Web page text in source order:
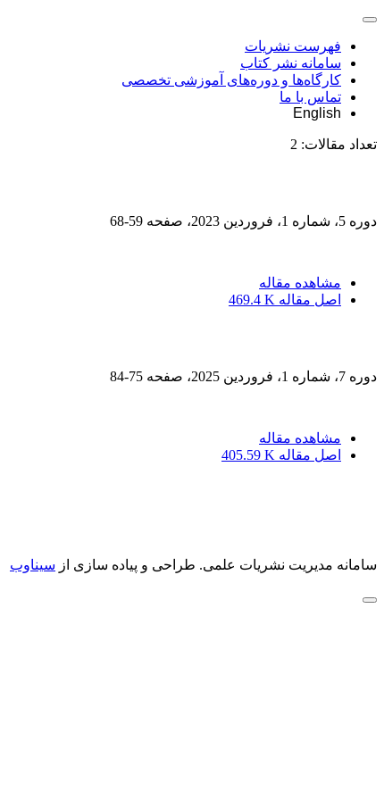
فهرست نشریات
سامانه نشر کتاب
کارگاه‌ها و دوره‌های آموزشی تخصصی
تماس با ما
English
تعداد مقالات: 2
دوره 5، شماره 1، فروردین 2023، صفحه
59-68
مشاهده مقاله
اصل مقاله 469.4 K
دوره 7، شماره 1، فروردین 2025، صفحه
75-84
مشاهده مقاله
اصل مقاله 405.59 K
سامانه مدیریت نشریات علمی. طراحی و پیاده سازی از سیناوب